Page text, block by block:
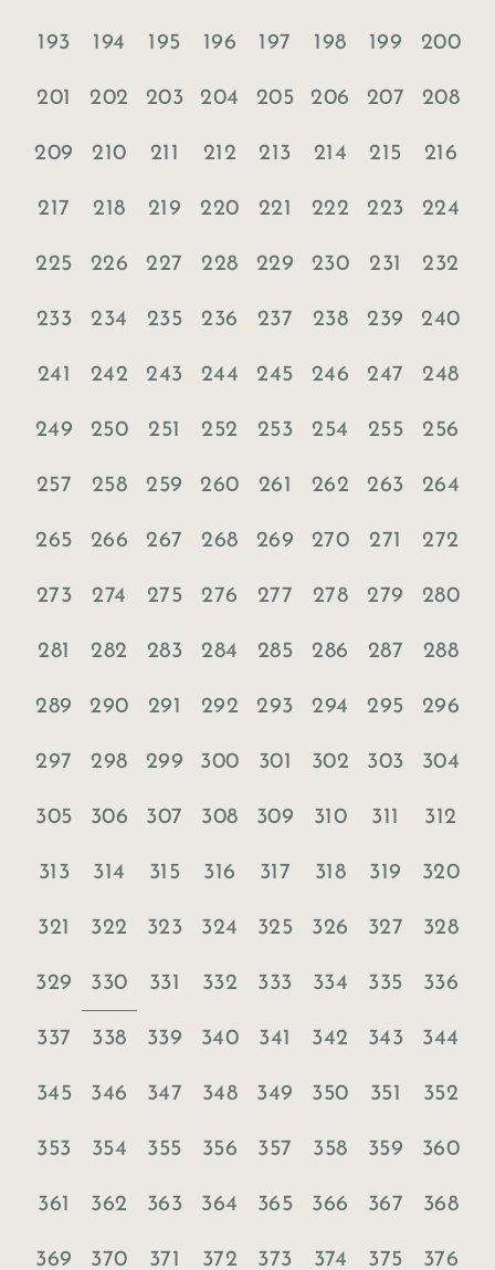
193 194 195 196 197 198 199 200
201 202 203 204 205 206 207 208
209 210 211 212 213 214 215 216
217 218 219 220 221 222 223 224
225 226 227 228 229 230 231 232
233 234 235 236 237 238 239 240
241 242 243 244 245 246 247 248
249 250 251 252 253 254 255 256
257 258 259 260 261 262 263 264
265 266 267 268 269 270 271 272
273 274 275 276 277 278 279 280
281 282 283 284 285 286 287 288
289 290 291 292 293 294 295 296
297 298 299 300 301 302 303 304
305 306 307 308 309 310 311 312
313 314 315 316 317 318 319 320
321 322 323 324 325 326 327 328
329 330 331 332 333 334 335 336
337 338 339 340 341 342 343 344
345 346 347 348 349 350 351 352
353 354 355 356 357 358 359 360
361 362 363 364 365 366 367 368
369 370 371 372 373 374 375 376